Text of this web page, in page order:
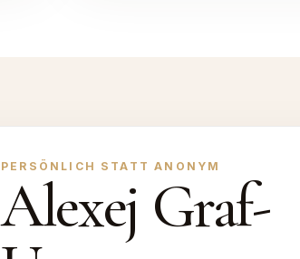
PERSÖNLICH STATT ANONYM
Alexej Graf-